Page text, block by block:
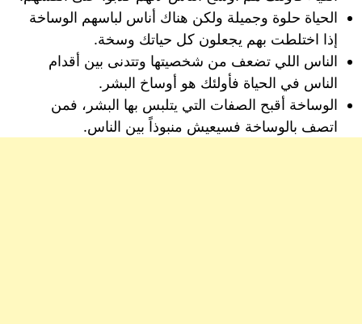
الحياة حلوة وجميلة ولكن هناك أناس لباسهم الوساخة
إذا اختلطت بهم يجعلون كل حياتك وسخة.
الناس اللي تضعف من شخصيتها وتتدنى بين أقدام
الناس في الحياة فأولئك هو أوساخ البشر.
الوساخة أقبح الصفات التي يتلبس بها البشر، فمن
اتصف بالوساخة فسيعيش منبوذاً بين الناس.